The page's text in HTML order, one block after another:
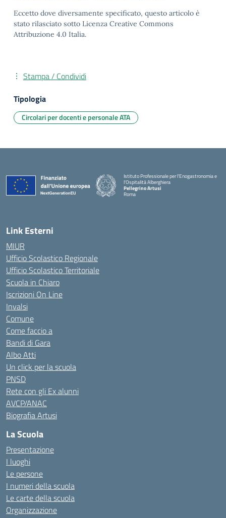
Eccetto dove diversamente specificato, questo articolo è
stato rilasciato sotto Licenza Creative Commons
Attribuzione 4.0 Italia.
Stampa / Condividi
Tipologia
Circolari per docenti e personale ATA
Istituto Professionale per l'Enogastronomia e
l'Ospitalità Alberghiera
Pellegrino Artusi
Roma
Link Esterni
MIUR
Ufficio Scolastico Regionale
Ufficio Scolastico Territoriale
Scuola in Chiaro
Iscrizioni On Line
Invalsi
Comune
Come faccio a
Bandi di Gara
Albo Atti
Un click per la scuola
PNSD
Rete con gli Ex alunni
AVCP/ANAC
Biografia Artusi
La Scuola
Presentazione
I luoghi
Le persone
I numeri della scuola
Le carte della scuola
Organizzazione